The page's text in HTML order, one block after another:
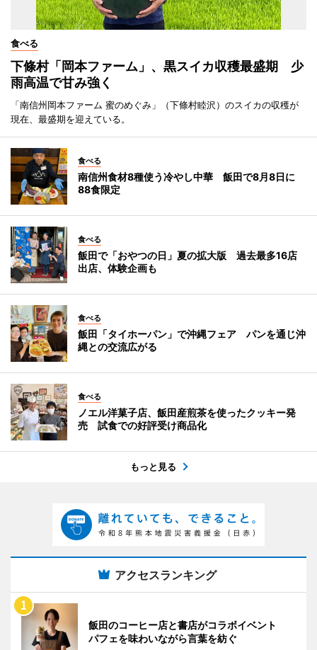
食べる
下條村「岡本ファーム」、黒スイカ収穫最盛期 少
雨高温で甘み強く
「南信州岡本ファーム 蜜のめぐみ」（下條村睦沢）のスイカの収穫が
現在、最盛期を迎えている。
食べる
南信州食材8種使う冷やし中華 飯田で8月8日に
88食限定
食べる
飯田で「おやつの日」夏の拡大版 過去最多16店
出店、体験企画も
食べる
飯田「タイホーパン」で沖縄フェア パンを通じ沖
縄との交流広がる
食べる
ノエル洋菓子店、飯田産煎茶を使ったクッキー発
売 試食での好評受け商品化
もっと見る
アクセスランキング
飯田のコーヒー店と書店がコラボイベント
パフェを味わいながら言葉を紡ぐ